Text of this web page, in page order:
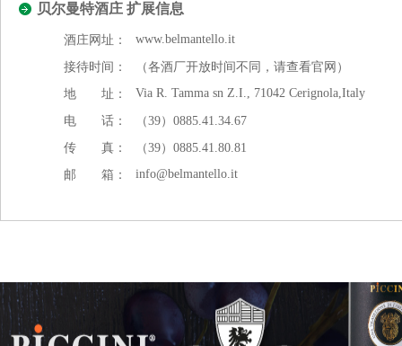
贝尔曼特酒庄 扩展信息
酒庄网址： www.belmantello.it
接待时间：
（各酒厂开放时间不同，请查看官网）
地 址：
Via R. Tamma sn Z.I., 71042 Cerignola,Italy
电 话：
（39）0885.41.34.67
传 真：
（39）0885.41.80.81
邮 箱：
info@belmantello.it